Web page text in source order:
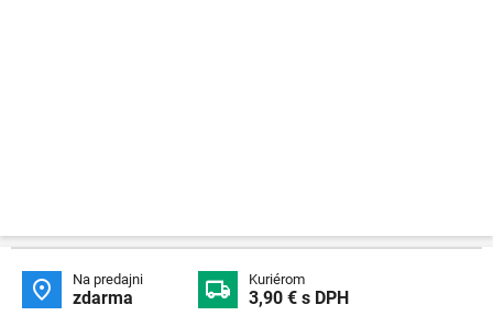
 Na predajni
zdarma  Kuriérom
3,90 € s DPH